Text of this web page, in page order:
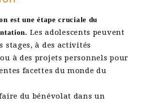
est une étape cruciale du
Les adolescents peuvent
stages, à des activités
à des projets personnels pour
facettes du monde du
du bénévolat dans un